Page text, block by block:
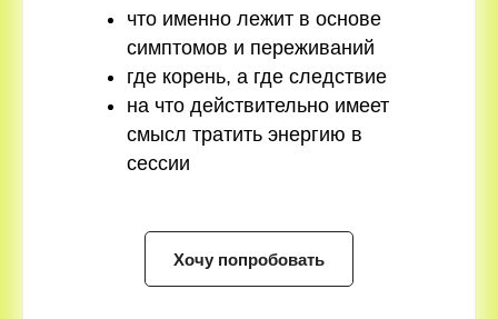
что именно лежит в основе
симптомов и переживаний
где корень, а где следствие
на что действительно имеет
смысл тратить энергию в
сессии
Хочу попробовать